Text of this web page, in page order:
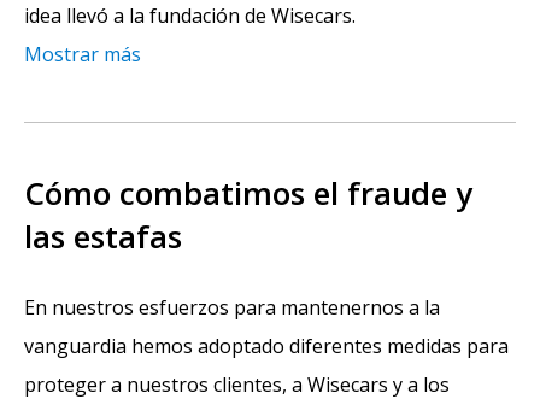
idea llevó a la fundación de Wisecars.
Mostrar más
Cómo combatimos el fraude y
las estafas
En nuestros esfuerzos para mantenernos a la
vanguardia hemos adoptado diferentes medidas para
proteger a nuestros clientes, a Wisecars y a los